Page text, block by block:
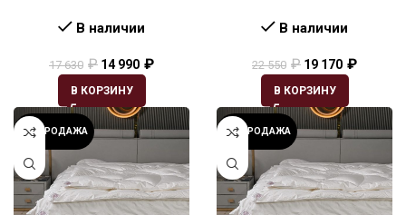
В наличии
17 630 ₽ 14 990 ₽
В КОРЗИНУ
В наличии
22 550 ₽ 19 170 ₽
В КОРЗИНУ
РАСПРОДАЖА РАСПРОДАЖА